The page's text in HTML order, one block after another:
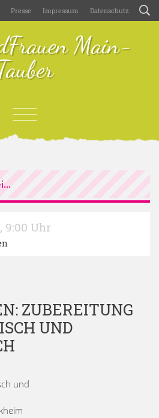
Presse Impressum Datenschutz
Main-
, 9:00 Uhr
ZUBEREITUNG
UND
und